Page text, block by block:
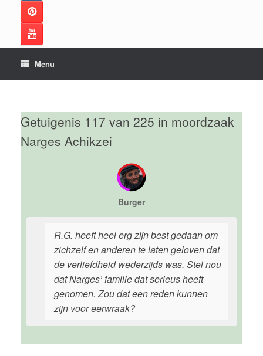
Menu
Getuigenis 117 van 225 in moordzaak
Narges Achikzei
Burger
R.G. heeft heel erg zijn best gedaan om
zichzelf en anderen te laten geloven dat
de verliefdheid wederzijds was. Stel nou
dat Narges’ familie dat serieus heeft
genomen. Zou dat een reden kunnen
zijn voor eerwraak?